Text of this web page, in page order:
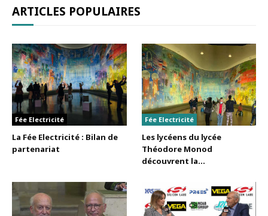
ARTICLES POPULAIRES
Fée Electricité
La Fée Electricité : Bilan de
partenariat
Fée Electricité
Les lycéens du lycée
Théodore Monod
découvrent la...